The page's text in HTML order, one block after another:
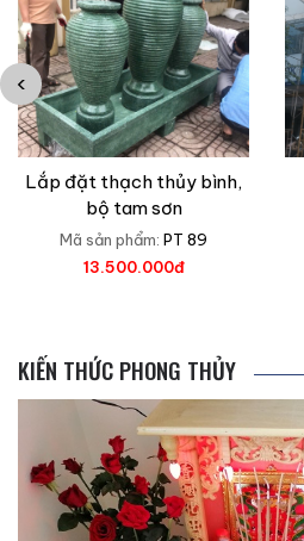
Lắp đặt thạch thủy bình,
bộ tam sơn
Mã sản phẩm: PT 89
13.500.000đ
‹
KIẾN THỨC PHONG THỦY